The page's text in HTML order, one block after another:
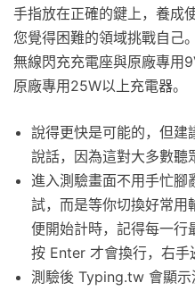
手指放在正確的鍵上，養成
您覺得困難的領域挑戰自己
無線閃充充電座與原廠專用
原廠專用25W以上充電器。
說得更快是可能的，但建
說話，因為這對大多數聽
進入測驗畫面不用手忙腳
試，而是等你切換好常
便開始計時，記得每一行
按 Enter 才會換行，右手
測驗後 Typing.tw 會顯示